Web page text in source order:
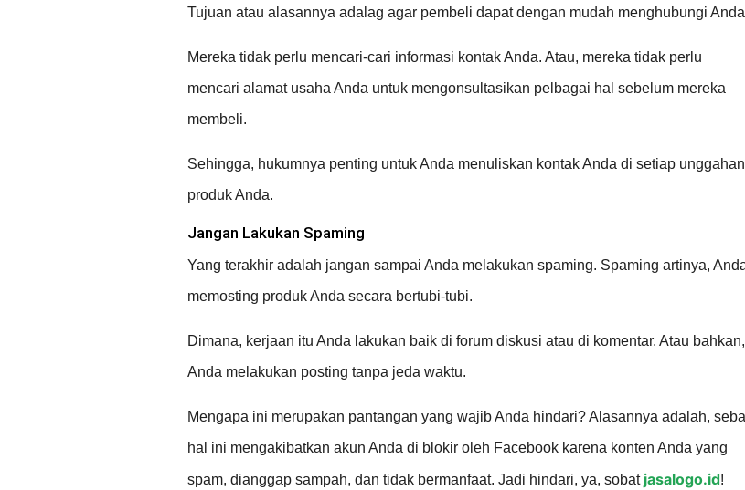
Tujuan atau alasannya adalag agar pembeli dapat dengan mudah menghubungi
Mereka tidak perlu mencari-cari informasi kontak Anda. Atau, mereka tidak perlu
mencari alamat usaha Anda untuk mengonsultasikan pelbagai hal sebelum mereka
membeli.
Sehingga, hukumnya penting untuk Anda menuliskan kontak Anda di setiap unggahan
produk Anda.
Jangan Lakukan Spaming
Yang terakhir adalah jangan sampai Anda melakukan spaming. Spaming artinya,
memosting produk Anda secara bertubi-tubi.
Dimana, kerjaan itu Anda lakukan baik di forum diskusi atau di komentar. Atau bahkan,
Anda melakukan posting tanpa jeda waktu.
Mengapa ini merupakan pantangan yang wajib Anda hindari? Alasannya adalah,
hal ini mengakibatkan akun Anda di blokir oleh Facebook karena konten Anda yang
spam, dianggap sampah, dan tidak bermanfaat. Jadi hindari, ya, sobat jasalogo.id!